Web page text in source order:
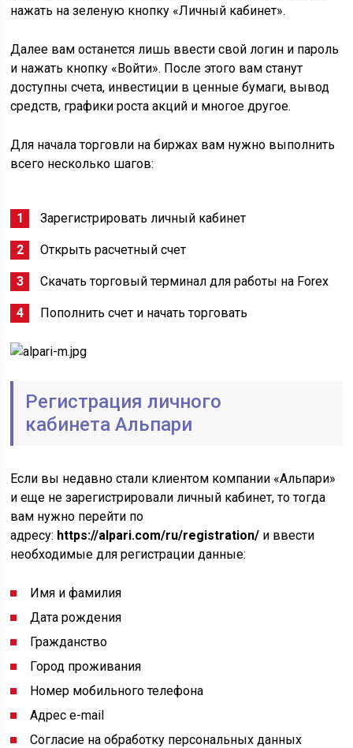
нажать на зеленую кнопку «Личный кабинет».
Далее вам останется лишь ввести свой логин и пароль
и нажать кнопку «Войти». После этого вам станут
доступны счета, инвестиции в ценные бумаги, вывод
средств, графики роста акций и многое другое.
Для начала торговли на биржах вам нужно выполнить
всего несколько шагов:
Зарегистрировать личный кабинет
Открыть расчетный счет
Скачать торговый терминал для работы на Forex
Пополнить счет и начать торговать
Регистрация личного
кабинета Альпари
Если вы недавно стали клиентом компании «Альпари»
и еще не зарегистрировали личный кабинет, то тогда
вам нужно перейти по
адресу: https://alpari.com/ru/registration/ и ввести
необходимые для регистрации данные:
Имя и фамилия
Дата рождения
Гражданство
Город проживания
Номер мобильного телефона
Адрес e-mail
Согласие на обработку персональных данных